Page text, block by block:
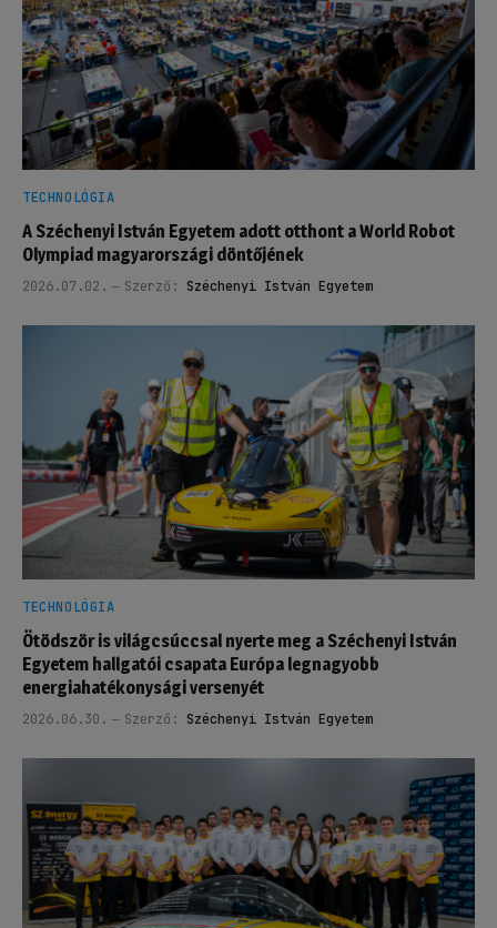
TECHNOLÓGIA
A Széchenyi István Egyetem adott otthont a World Robot
Olympiad magyarországi döntőjének
2026.07.02. Szerző: Széchenyi István Egyetem
TECHNOLÓGIA
Ötödször is világcsúccsal nyerte meg a Széchenyi István
Egyetem hallgatói csapata Európa legnagyobb
energiahatékonysági versenyét
2026.06.30. Szerző: Széchenyi István Egyetem